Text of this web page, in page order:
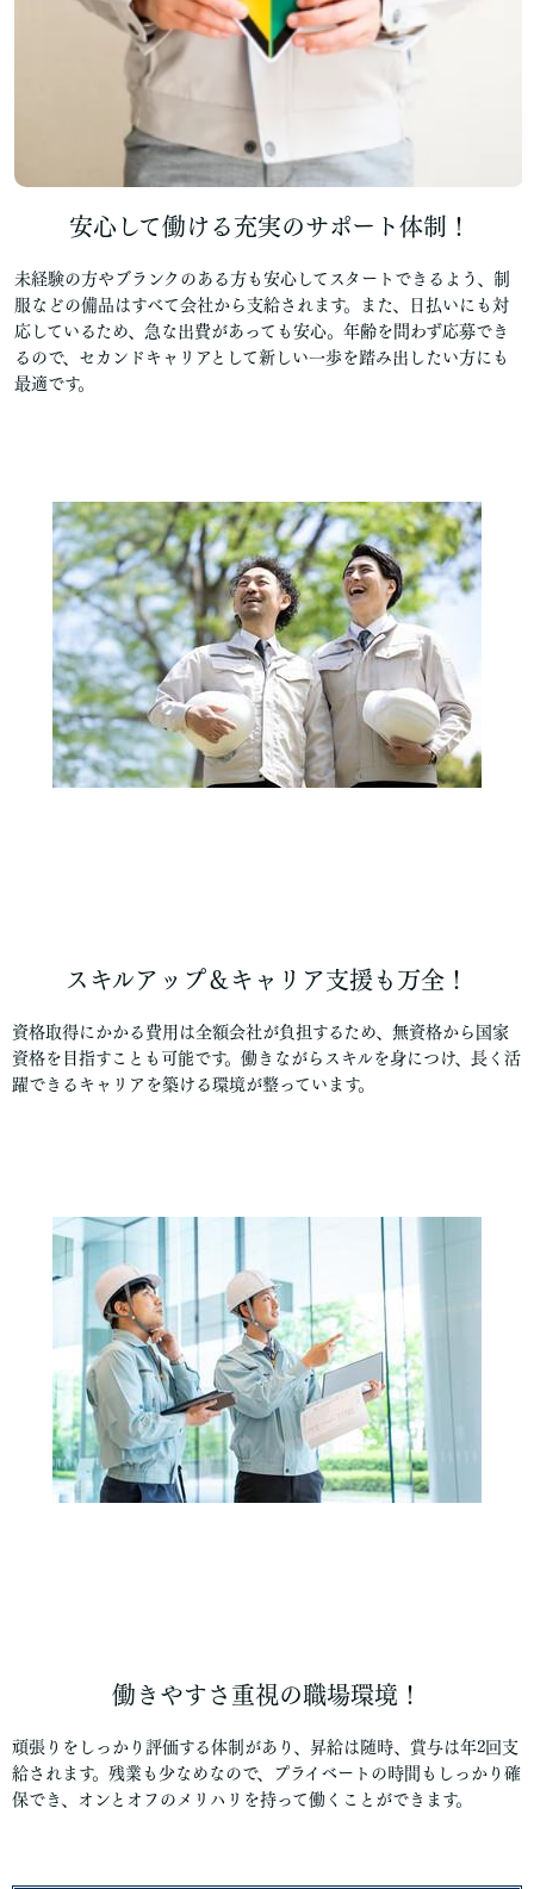
安心して働ける充実のサポート体制！
未経験の方やブランクのある方も安心してスタートできるよう、制
服などの備品はすべて会社から支給されます。また、日払いにも対
応しているため、急な出費があっても安心。年齢を問わず応募でき
るので、セカンドキャリアとして新しい一歩を踏み出したい方にも
最適です。
スキルアップ＆キャリア支援も万全！
資格取得にかかる費用は全額会社が負担するため、無資格から国家
資格を目指すことも可能です。働きながらスキルを身につけ、長く活
躍できるキャリアを築ける環境が整っています。
働きやすさ重視の職場環境！
頑張りをしっかり評価する体制があり、昇給は随時、賞与は年2回支
給されます。残業も少なめなので、プライベートの時間もしっかり確
保でき、オンとオフのメリハリを持って働くことができます。